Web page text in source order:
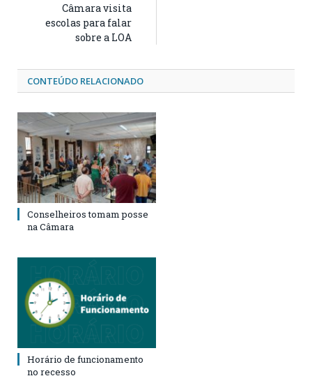
Câmara visita
escolas para falar
sobre a LOA
CONTEÚDO RELACIONADO
Conselheiros tomam posse
na Câmara
Horário de funcionamento
no recesso